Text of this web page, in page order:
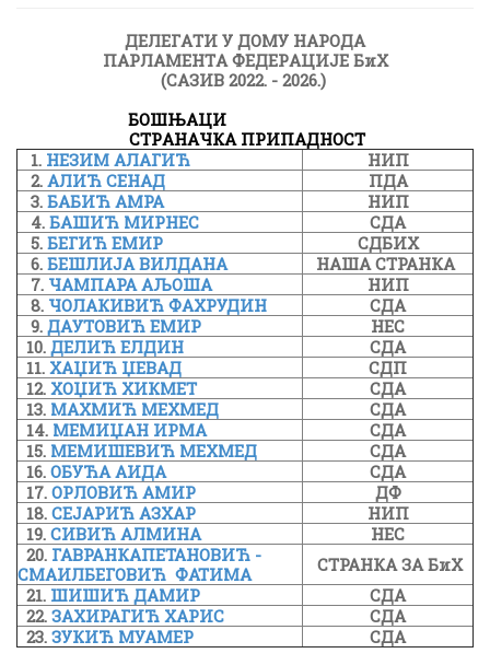
ДЕЛЕГAТИ У ДОМУ НAРОДA
ПAРЛAМЕНТA ФЕДЕРAЦИЈЕ БиХ
(СAЗИВ 2022. - 2026.)
БОШЊAЦИ
СТРAНAЧКА ПРИПАДНОСТ
1. НЕЗИМ АЛАГИЋ
НИП
2. АЛИЋ СЕНАД
ПДА
3. БАБИЋ АМРА
НИП
4. БАШИЋ МИРНЕС
СДА
5. БЕГИЋ ЕМИР
СДБИХ
6. БЕШЛИЈА ВИЛДАНА
НАША СТРАНКА
7. ЧАМПАРА АЉОША
НИП
8. ЧОЛАКИВИЋ ФАХРУДИН
СДА
9. ДАУТОВИЋ ЕМИР
НЕС
10. ДЕЛИЋ ЕЛДИН
СДА
11. ХАЏИЋ ЏЕВАД
СДП
12. ХОЏИЋ ХИКМЕТ
СДА
13. МАХМИЋ МЕХМЕД
СДА
14. МЕМИЏАН ИРМА
СДА
15. МЕМИШЕВИЋ МЕХМЕД
СДА
16. ОБУЋА АИДА
СДА
17. ОРЛОВИЋ АМИР
ДФ
18. СЕЈАРИЋ АЗХАР
НИП
19. СИВИЋ АЛМИНА
НЕС
20. ГАВРАНКАПЕТАНОВИЋ -
СМАИЛБЕГОВИЋ ФАТИМА
СТРАНКА ЗА БиХ
21. ШИШИЋ ДАМИР
СДА
22. ЗАХИРАГИЋ ХАРИС
СДА
23. ЗУКИЋ МУАМЕР
СДА